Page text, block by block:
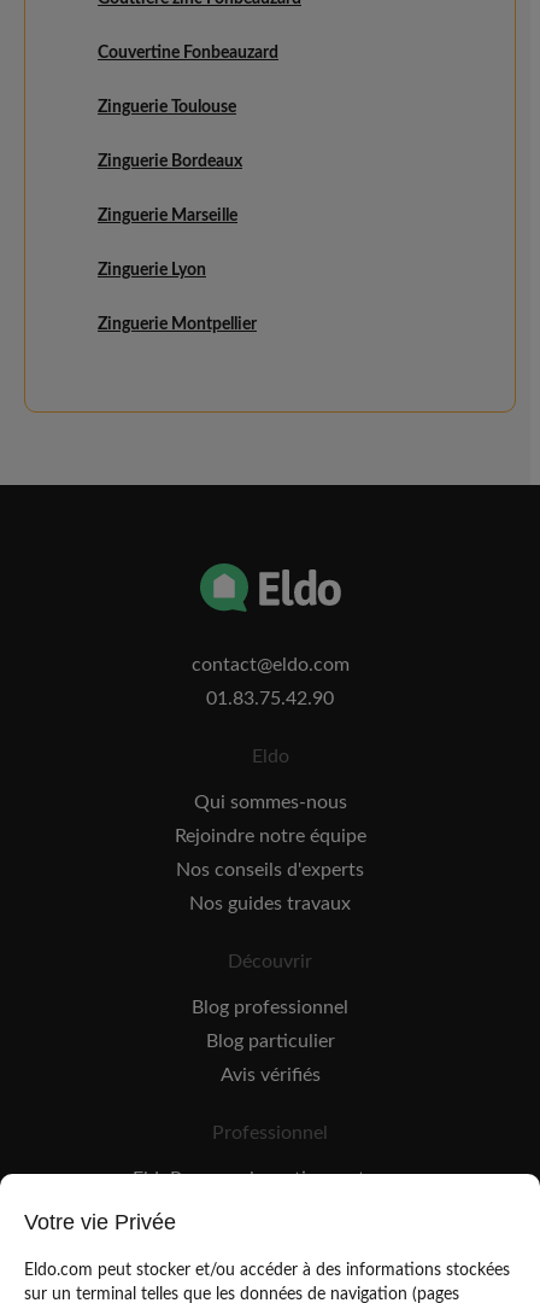
Couvertine Fonbeauzard
Zinguerie Toulouse
Zinguerie Bordeaux
Zinguerie Marseille
Zinguerie Lyon
Zinguerie Montpellier
contact@eldo.com
01.83.75.42.90
Eldo
Qui sommes-nous
Rejoindre notre équipe
Nos conseils d'experts
Nos guides travaux
Découvrir
Blog professionnel
Blog particulier
Avis vérifiés
Professionnel
EldoPro pour les artisans et pros
EldoNetwork pour les réseaux, marques et industriels
Votre vie Privée
Eldo.com peut stocker et/ou accéder à des informations stockées
sur un terminal telles que les données de navigation (pages